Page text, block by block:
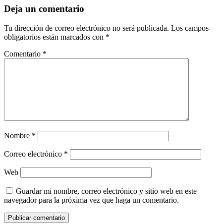
Deja un comentario
Tu dirección de correo electrónico no será publicada. Los campos
obligatorios están marcados con *
Comentario *
Nombre *
Correo electrónico *
Web
Guardar mi nombre, correo electrónico y sitio web en este
navegador para la próxima vez que haga un comentario.